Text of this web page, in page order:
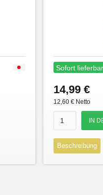
Sofort lieferbar
14,99 €
12,60 € Netto
Beschreibung